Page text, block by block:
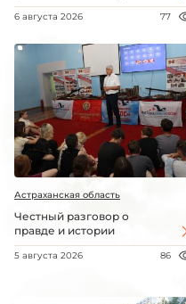
6 августа 2026 77
Астраханская область
Честный разговор о
правде и истории
5 августа 2026 86